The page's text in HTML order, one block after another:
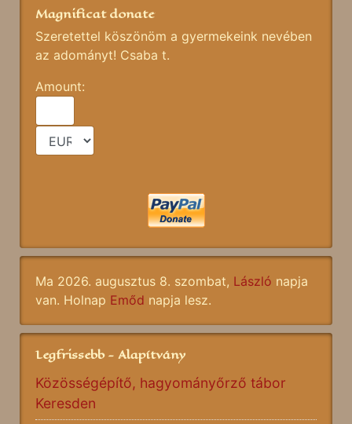
Magnificat donate
Szeretettel köszönöm a gyermekeink nevében
az adományt! Csaba t.
Amount:
Ma 2026. augusztus 8. szombat, László napja
van. Holnap Emőd napja lesz.
Legfrissebb - Alapítvány
Közösségépítő, hagyományőrző tábor
Keresden